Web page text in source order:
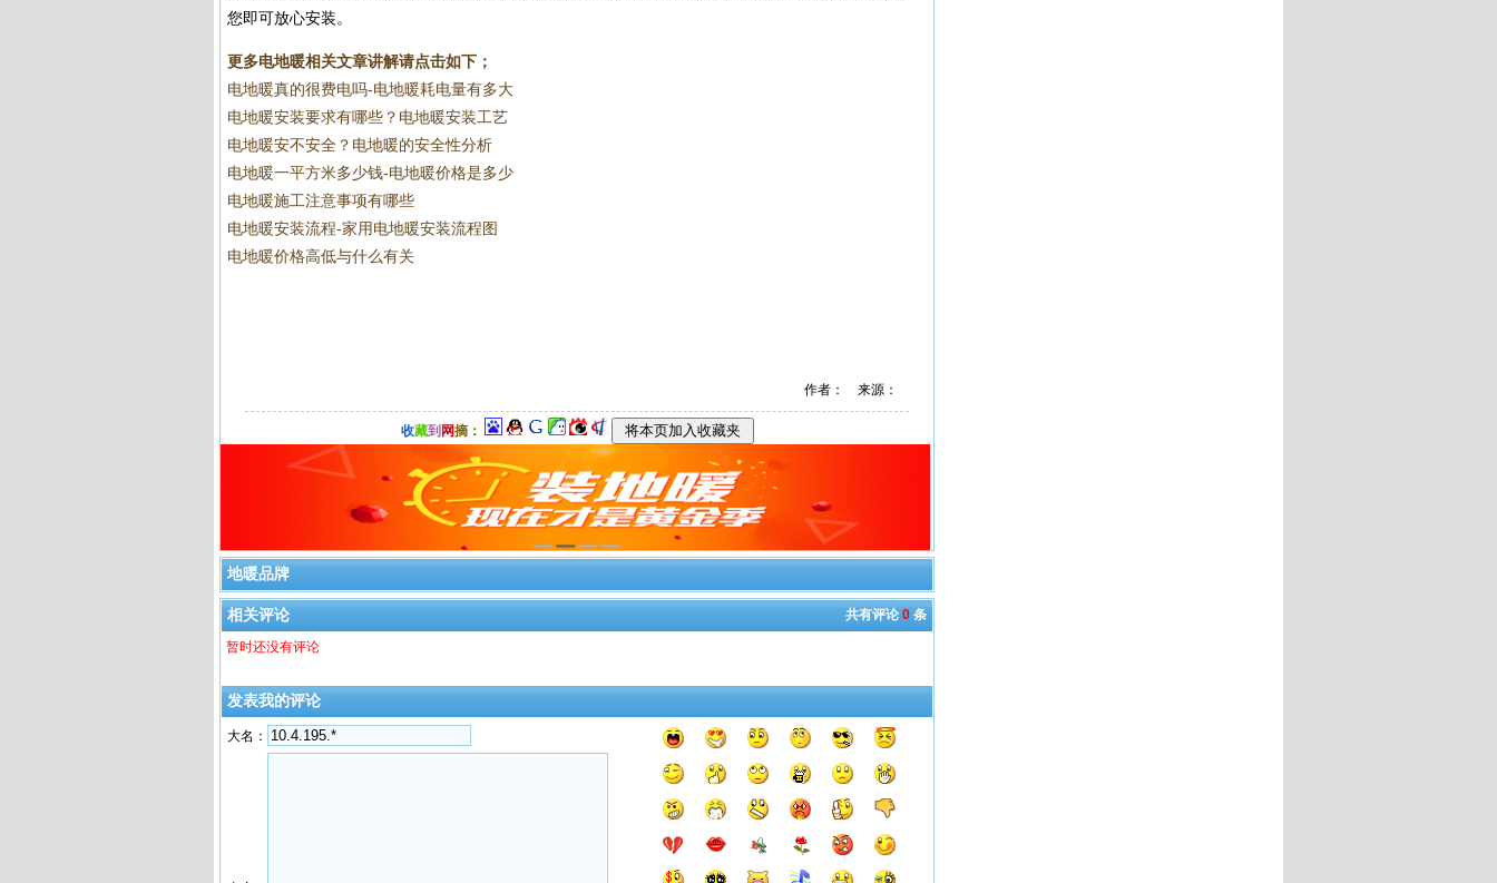
您即可放心安装。
更多电地暖相关文章讲解请点击如下；
电地暖真的很费电吗-电地暖耗电量有多大
电地暖安装要求有哪些？电地暖安装工艺
电地暖安不安全？电地暖的安全性分析
电地暖一平方米多少钱-电地暖价格是多少
电地暖施工注意事项有哪些
电地暖安装流程-家用电地暖安装流程图
电地暖价格高低与什么有关
作者： 来源：
收藏到 网摘：
地暖品牌
共有评论 0 条
相关评论
暂时还没有评论
发表我的评论
大名：